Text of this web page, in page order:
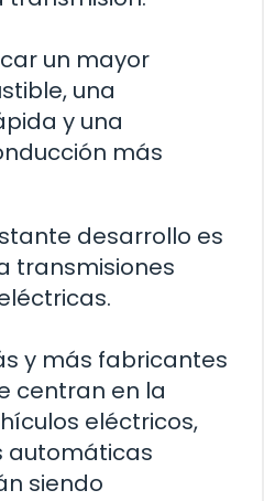
un mayor
una
y una
más
desarrollo es
transmisiones
y más fabricantes
centran en la
eléctricos,
automáticas
siendo